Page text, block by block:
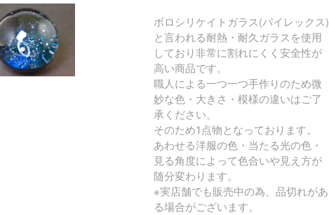
ボロシリケイトガラス(パイレックス)
と言われる耐熱・耐久ガラスを使用
しており非常に割れにくく安全性が
高い商品です。
職人による一つ一つ手作りのため微
妙な色・大きさ・模様の違いはご了
承ください。
そのため1点物となっております。
あわせる洋服の色・当たる光の色・
見る角度によって色合いや見え方が
随分変わります。
※実店舗でも販売中の為、品切れがあ
る場合がございます。